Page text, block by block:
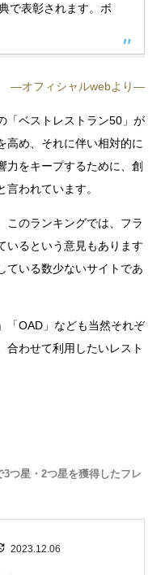
で表彰されます。ボ
―オフィシャルwebより―
「ベストレストラン50」が
高め、それに伴い相対的に
力をキープするために、創
われています。
このランキングでは、フラ
いるという意見もあります
ている数少ないサイトであ
「OAD」なども当然それぞ
合わせて利用したいレスト
つ星・2つ星を獲得したフレ
2023.12.06